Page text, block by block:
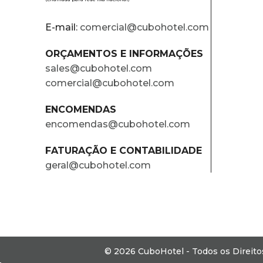
E-mail: comercial@cubohotel.com
ORÇAMENTOS E INFORMAÇÕES
sales@cubohotel.com
comercial@cubohotel.com
ENCOMENDAS
encomendas@cubohotel.com
FATURAÇÃO E CONTABILIDADE
geral@cubohotel.com
© 2026 CuboHotel - Todos os